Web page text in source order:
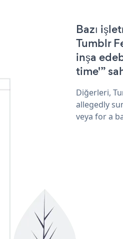
Bazı
Tumblr
inşa
time'”
Diğerleri,
allegedly
veya for a